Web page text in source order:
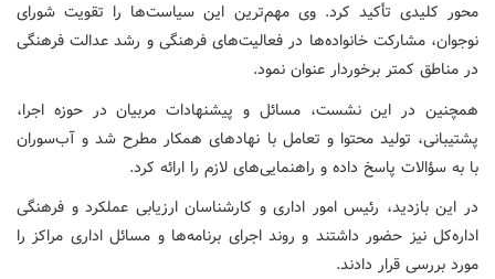
محور کلیدی تأکید کرد. وی مهم‌ترین این سیاست‌ها را تقویت شورای
نوجوان، مشارکت خانواده‌ها در فعالیت‌های فرهنگی و رشد عدالت فرهنگی
در مناطق کمتر برخوردار عنوان نمود.
همچنین در این نشست، مسائل و پیشنهادات مربیان در حوزه اجرا،
پشتیبانی، تولید محتوا و تعامل با نهادهای همکار مطرح شد و آب‌سوران
با به سؤالات پاسخ داده و راهنمایی‌های لازم را ارائه کرد.
در این بازدید، رئیس امور اداری و کارشناسان ارزیابی عملکرد و فرهنگی
اداره‌کل نیز حضور داشتند و روند اجرای برنامه‌ها و مسائل اداری مراکز را
مورد بررسی قرار دادند.